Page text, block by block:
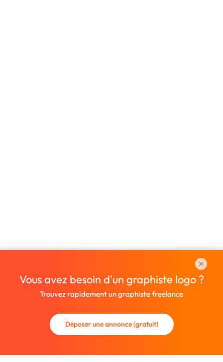
Vous avez besoin d'un graphiste logo ?
Trouvez rapidement un graphiste freelance
Déposer une annonce (gratuit)